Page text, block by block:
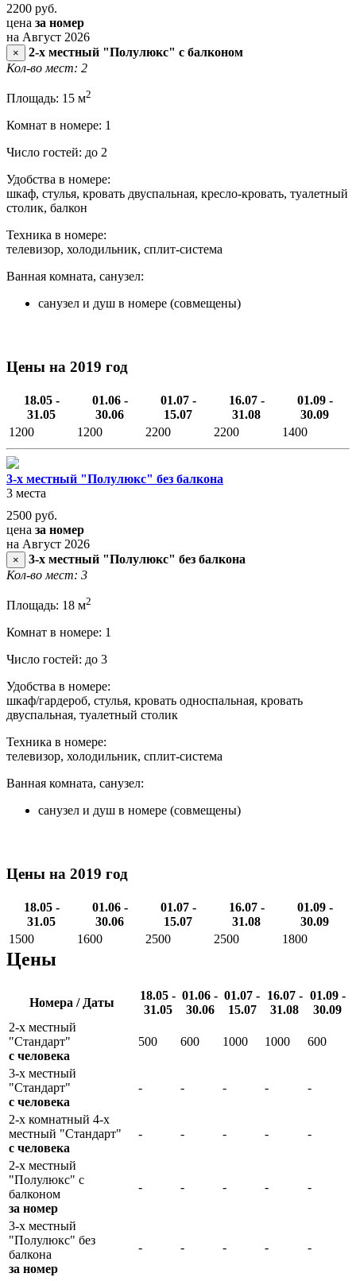
2200 руб.
цена за номер
на Август 2026
×
2-х местный "Полулюкс" с балконом
Кол-во мест: 2
Площадь: 15 м2
Комнат в номере: 1
Число гостей: до 2
Удобства в номере:
шкаф, стулья, кровать двуспальная, кресло-кровать, туалетный
столик, балкон
Техника в номере:
телевизор, холодильник, сплит-система
Ванная комната, санузел:
санузел и душ в номере (совмещены)
Цены на 2019 год
18.05 -
31.05
01.06 -
30.06
01.07 -
15.07
16.07 -
31.08
01.09 -
30.09
1200
1200 2200 2200 1400
3-х местный "Полулюкс" без балкона
3 места
2500 руб.
цена за номер
на Август 2026
×
3-х местный "Полулюкс" без балкона
Кол-во мест: 3
Площадь: 18 м2
Комнат в номере: 1
Число гостей: до 3
Удобства в номере:
шкаф/гардероб, стулья, кровать односпальная, кровать
двуспальная, туалетный столик
Техника в номере:
телевизор, холодильник, сплит-система
Ванная комната, санузел:
санузел и душ в номере (совмещены)
Цены на 2019 год
18.05 -
31.05
01.06 -
30.06
01.07 -
15.07
16.07 -
31.08
01.09 -
30.09
1500
1600 2500 2500 1800
Цены
Номера / Даты
18.05 -
31.05
01.06 -
30.06
01.07 -
15.07
16.07 -
31.08
01.09 -
30.09
2-х местный
"Стандарт"
с человека
500 600 1000 1000 600
3-х местный
"Стандарт"
с человека
- - - - -
2-х комнатный 4-х
местный "Стандарт"
с человека
- - - - -
2-х местный
"Полулюкс" с
балконом
за номер
- - - - -
3-х местный
"Полулюкс" без
балкона
за номер
- - - - -